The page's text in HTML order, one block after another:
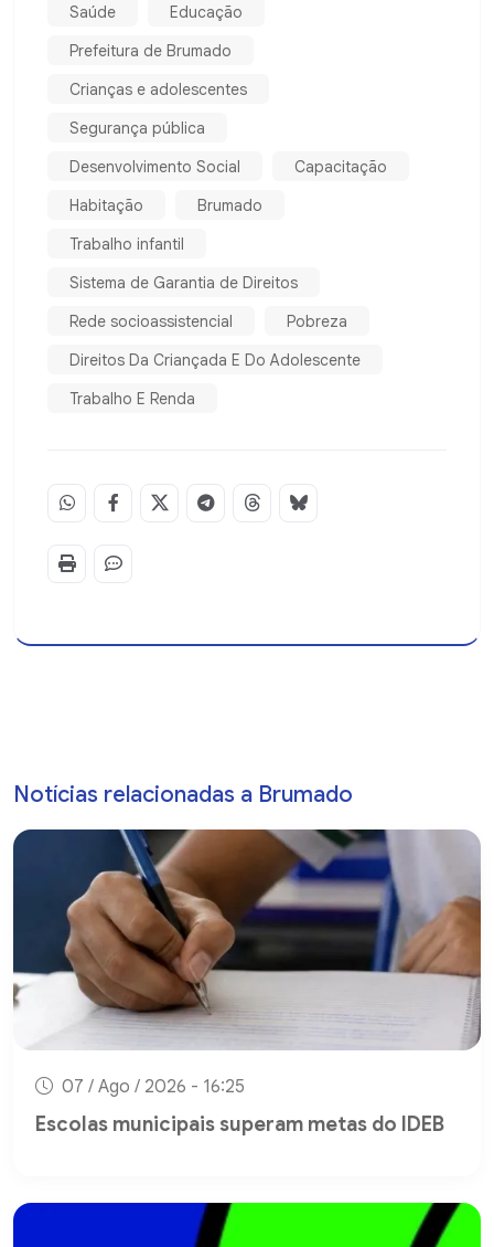
Saúde
Educação
Prefeitura de Brumado
Crianças e adolescentes
Segurança pública
Desenvolvimento Social
Capacitação
Habitação
Brumado
Trabalho infantil
Sistema de Garantia de Direitos
Rede socioassistencial
Pobreza
Direitos Da Criançada E Do Adolescente
Trabalho E Renda
Notícias relacionadas a Brumado
07 / Ago / 2026 - 16:25
Escolas municipais superam metas do IDEB